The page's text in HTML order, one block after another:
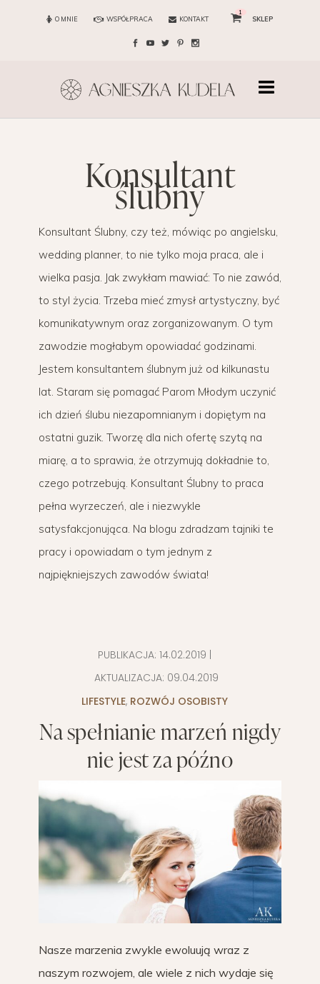
O MNIE WSPÓŁPRACA KONTAKT
1
SKLEP
konsultant ślubny
Konsultant Ślubny, czy też, mówiąc po angielsku,
wedding planner, to nie tylko moja praca, ale i
wielka pasja. Jak zwykłam mawiać: To nie zawód,
to styl życia. Trzeba mieć zmysł artystyczny, być
komunikatywnym oraz zorganizowanym. O tym
zawodzie mogłabym opowiadać godzinami.
Jestem konsultantem ślubnym już od kilkunastu
lat. Staram się pomagać Parom Młodym uczynić
ich dzień ślubu niezapomnianym i dopiętym na
ostatni guzik. Tworzę dla nich ofertę szytą na
miarę, a to sprawia, że otrzymują dokładnie to,
czego potrzebują. Konsultant Ślubny to praca
pełna wyrzeczeń, ale i niezwykle
satysfakcjonująca. Na blogu zdradzam tajniki te
pracy i opowiadam o tym jednym z
najpiękniejszych zawodów świata!
PUBLIKACJA: 14.02.2019
AKTUALIZACJA: 09.04.2019
LIFESTYLE, ROZWÓJ OSOBISTY
Na spełnianie marzeń nigdy
nie jest za późno
Nasze marzenia zwykle ewoluują wraz z
naszym rozwojem, ale wiele z nich wydaje się